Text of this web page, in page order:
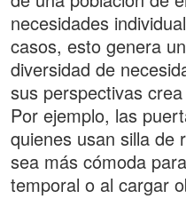
necesidades
casos, esto genera
diversidad de
sus perspectivas
Por ejemplo, las
quienes usan silla de
sea más cómoda
temporal o al cargar